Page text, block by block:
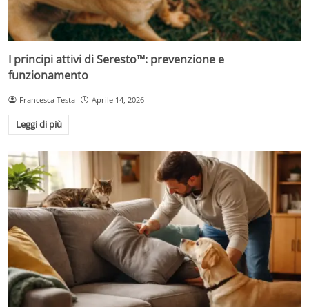
I principi attivi di Seresto™: prevenzione e
funzionamento
Francesca Testa Aprile 14, 2026
Leggi di più